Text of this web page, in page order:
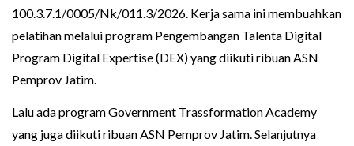
100.3.7.1/0005/Nk/011.3/2026. Kerja sama ini membuahkan
pelatihan melalui program Pengembangan Talenta Digital
Program Digital Expertise (DEX) yang diikuti ribuan ASN
Pemprov Jatim.
Lalu ada program Government Trassformation Academy
yang juga diikuti ribuan ASN Pemprov Jatim. Selanjutnya